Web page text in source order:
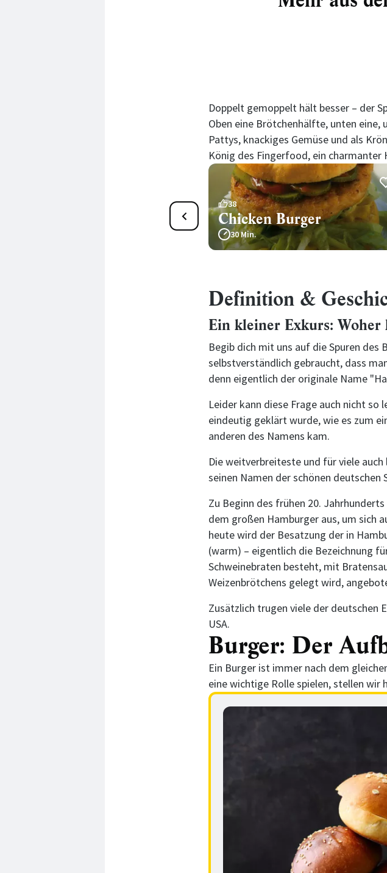
Doppelt gemoppelt hält besser – der
Oben eine Brötchenhälfte, unten eine,
Pattys, knackiges Gemüse und als
König des Fingerfood, ein charmanter
38
Chicken Burger
30 Min.
Definition &
Ein kleiner Exkurs:
Begib dich mit uns auf die Spuren
selbstverständlich gebraucht, dass
denn eigentlich der originale Name
Leider kann diese Frage auch nicht
eindeutig geklärt wurde, wie es zum
anderen des Namens kam.
Die weitverbreiteste und für viele
seinen Namen der schönen
Zu Beginn des frühen 20.
dem großen Hamburger aus, um sich
heute wird der Besatzung der in
(warm) – eigentlich die Bezeichnung
Schweinebraten besteht, mit
Weizenbrötchens gelegt wird,
Zusätzlich trugen viele der deutschen
USA.
Burger: Der
Ein Burger ist immer nach dem
eine wichtige Rolle spielen, stellen wir